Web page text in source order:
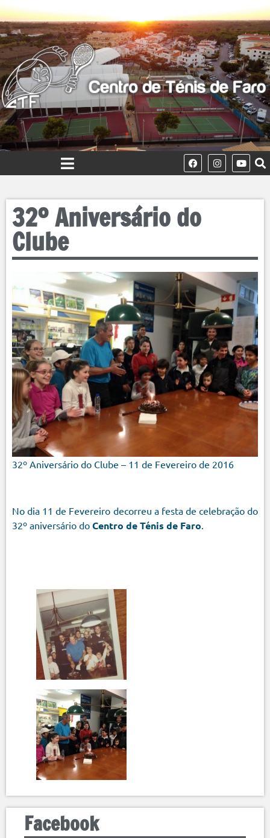
32º Aniversário do
Clube
32º Aniversário do Clube – 11 de Fevereiro de 2016
No dia 11 de Fevereiro decorreu a festa de celebração do
32º aniversário do Centro de Ténis de Faro
Facebook